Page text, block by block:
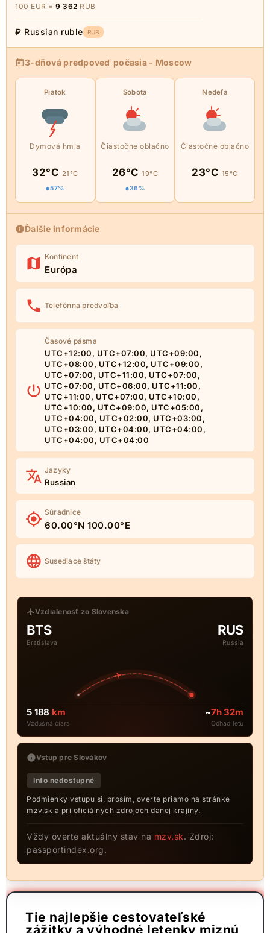
100 EUR = 9 362 RUB
₽ Russian ruble RUB
3-dňová predpoveď počasia - Moscow
Piatok
Dymová hmla
32°C 21°C
57%
Sobota
Čiastočne oblačno
26°C19°C
36%
Nedeľa
Čiastočne oblačno
23°C 15°C
Ďalšie informácie
Kontinent
Európa
Telefónna predvoľba
Časové pásma
UTC+12:00, UTC+07:00, UTC+09:00,
UTC+08:00, UTC+12:00, UTC+09:00,
UTC+07:00, UTC+11:00, UTC+07:00,
UTC+07:00, UTC+06:00, UTC+11:00,
UTC+11:00, UTC+07:00, UTC+10:00,
UTC+10:00, UTC+09:00, UTC+05:00,
UTC+04:00, UTC+02:00, UTC+03:00,
UTC+03:00, UTC+04:00, UTC+04:00,
UTC+04:00, UTC+04:00
Jazyky
Russian
Súradnice
60.00°N 100.00°E
Susediace štáty
Vzdialenosť zo Slovenska
BTS
Bratislava
RUS
Russia
5 188 km
Vzdušná čiara
~7h 32m
Odhad letu
Vstup pre Slovákov
Info nedostupné
Podmienky vstupu si, prosím, overte priamo na stránke
mzv.sk a pri oficiálnych zdrojoch danej krajiny.
Vždy overte aktuálny stav na mzv.sk. Zdroj:
passportindex.org.
Tie najlepšie cestovateľské
zážitky a výhodné letenky miznú